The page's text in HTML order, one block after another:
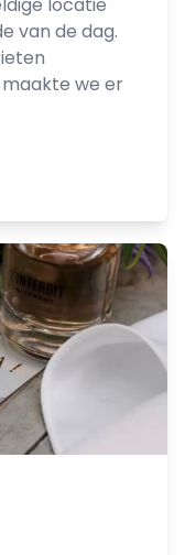
van de dag.
we er